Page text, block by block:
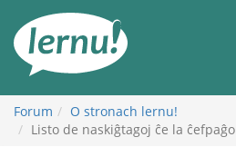
Forum
O stronach lernu!
Listo de naskiĝtagoj ĉe la ĉefpaĝo